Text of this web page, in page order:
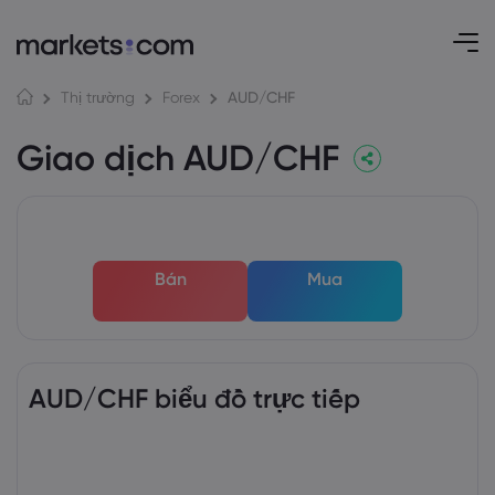
Thị trường Forex AUD/CHF
Giao dịch AUD/CHF
Bán Mua
AUD/CHF biểu đồ trực tiếp